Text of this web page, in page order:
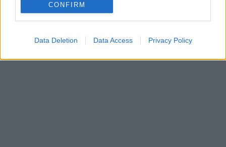
CONFIRM
Data Deletion Data Access Privacy Policy